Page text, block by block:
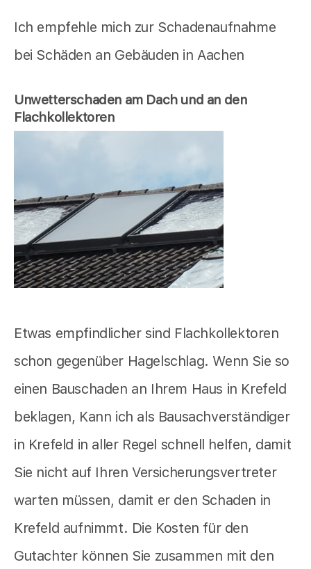
Ich empfehle mich zur Schadenaufnahme
bei Schäden an Gebäuden in Aachen
Unwetterschaden am Dach und an den
Flachkollektoren
Etwas empfindlicher sind Flachkollektoren
schon gegenüber Hagelschlag. Wenn Sie so
einen Bauschaden an Ihrem Haus in Krefeld
beklagen, Kann ich als Bausachverständiger
in Krefeld in aller Regel schnell helfen, damit
Sie nicht auf Ihren Versicherungsvertreter
warten müssen, damit er den Schaden in
Krefeld aufnimmt. Die Kosten für den
Gutachter können Sie zusammen mit den